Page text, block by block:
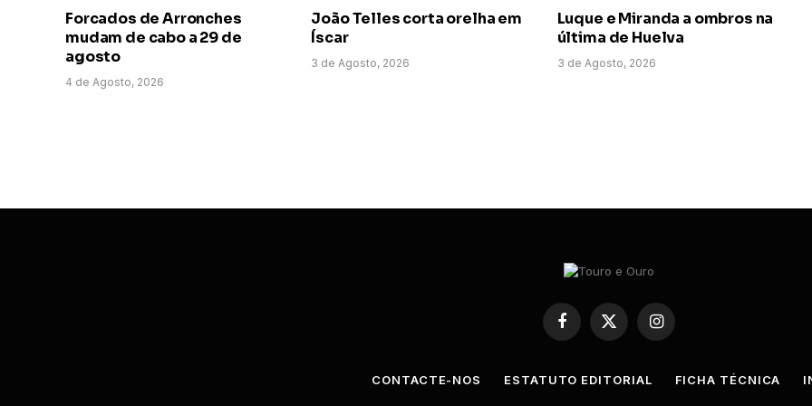
Forcados de Arronches
mudam de cabo a 29 de
agosto
4 de Agosto, 2026
João Telles corta orelha em
Íscar
3 de Agosto, 2026
Luque e Miranda a ombros na
última de Huelva
3 de Agosto, 2026
Facebook
X
(Twitter)
Instagram
CONTACTE-NOS ESTATUTO EDITORIAL FICHA TÉCNICA